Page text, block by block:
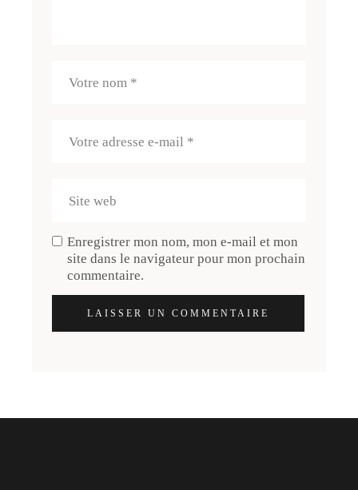
Enregistrer mon nom, mon e-mail et mon
site dans le navigateur pour mon prochain
commentaire.
LAISSER UN COMMENTAIRE